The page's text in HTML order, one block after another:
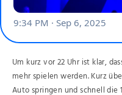
Um kurz vor 22 Uhr ist klar,
mehr spielen werden. Kurz
Auto springen und schnell die